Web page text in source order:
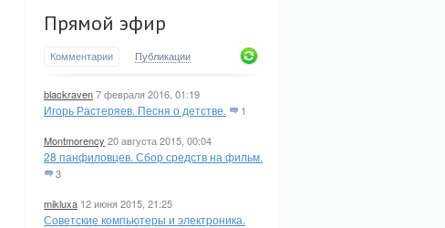
Прямой эфир
Комментарии Публикации
blackraven7 февраля 2016, 01:19
Игорь Растеряев. Песня о детстве. 1
Montmorency 20 августа 2015, 00:04
28 панфиловцев. Сбор средств на фильм.
3
mikluxa 12 июня 2015, 21:25
Советские компьютеры и электроника.